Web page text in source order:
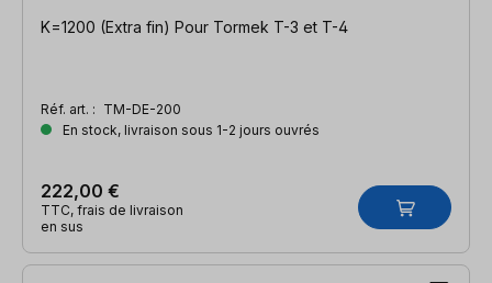
K=1200 (Extra fin) Pour Tormek T-3 et T-4
Réf. art. : TM-DE-200
En stock, livraison sous 1-2 jours ouvrés
222,00 €
TTC, frais de livraison
en sus